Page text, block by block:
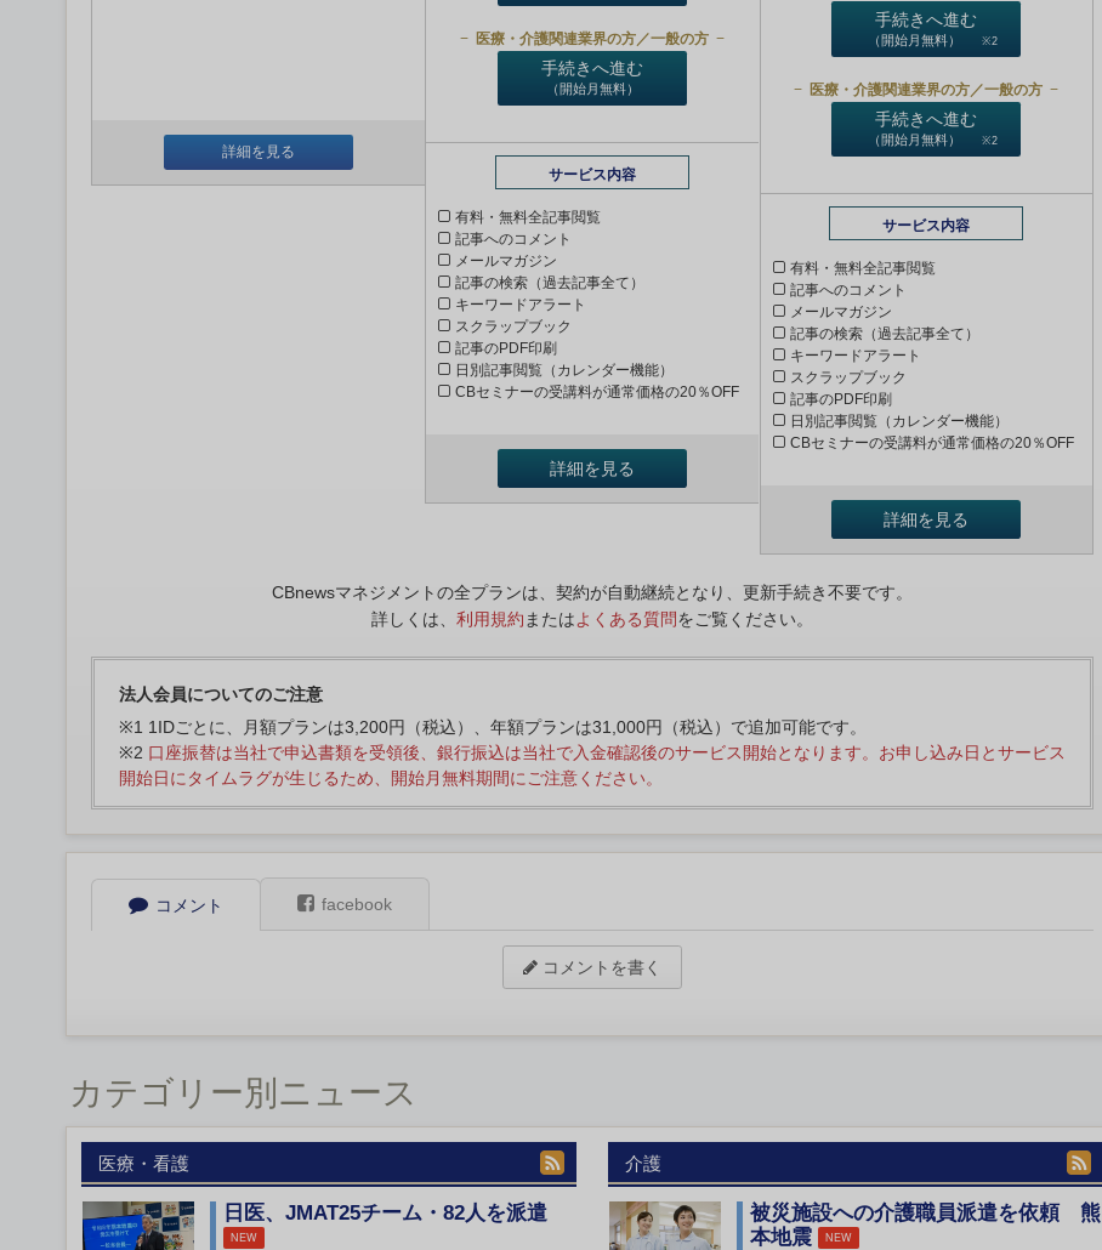
詳細を見る
医療・介護関連業界の方／一般の方
手続きへ進む
（開始月無料）
サービス内容
有料・無料全記事閲覧
記事へのコメント
メールマガジン
記事の検索（過去記事全て）
キーワードアラート
スクラップブック
記事のPDF印刷
日別記事閲覧（カレンダー機能）
CBセミナーの受講料が通常価格の20％OFF
詳細を見る
手続きへ進む
（開始月無料） ※2
医療・介護関連業界の方／一般の方
手続きへ進む
（開始月無料） ※2
サービス内容
有料・無料全記事閲覧
記事へのコメント
メールマガジン
記事の検索（過去記事全て）
キーワードアラート
スクラップブック
記事のPDF印刷
日別記事閲覧（カレンダー機能）
CBセミナーの受講料が通常価格の20％OFF
詳細を見る
CBnewsマネジメントの全プランは、契約が自動継続となり、更新手続き不要です。
詳しくは、 利用規約 またはよくある質問をご覧ください。
法人会員についてのご注意
※1 1IDごとに、月額プランは3,200円（税込）、年額プランは31,000円（税込）で追加可能です。
※2 口座振替は当社で申込書類を受領後、銀行振込は当社で入金確認後のサービス開始となります。お申し込み日とサービス
開始日にタイムラグが生じるため、開始月無料期間にご注意ください。
コメント facebook
コメントを書く
カテゴリー別ニュース
医療・看護
日医、JMAT25チーム・82人を派遣
NEW
介護
被災施設への介護職員派遣を依頼 熊
本地震
NEW